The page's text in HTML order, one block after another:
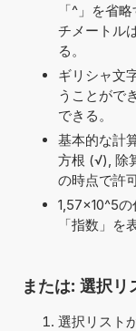
「^」を省
チメートル
る。
ギリシャ文
うことがで
できる。
基本的な計
方根 (√), 除
の時点で許
1,57×10^5
「指数」を
または: 選択リ
選択リスト